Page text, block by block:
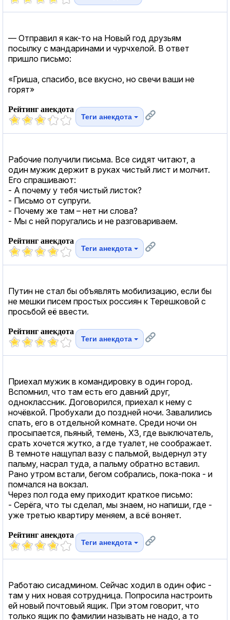
— Отправил я как-то на Новый год друзьям
посылку с мандаринами и чурчхелой. В ответ
пришло письмо:
«Гриша, спасибо, все вкусно, но свечи ваши не
горят»
Рейтинг анекдота
Теги анекдота
Рабочие получили письма. Все сидят читают, а
один мужик держит в руках чистый лист и молчит.
Его спрашивают:
- А почему у тебя чистый листок?
- Письмо от супруги.
- Почему же там – нет ни слова?
- Мы с ней поругались и не разговариваем.
Рейтинг анекдота
Теги анекдота
Путин не стал бы объявлять мобилизацию, если бы
не мешки писем простых россиян к Терешковой с
просьбой её ввести.
Рейтинг анекдота
Теги анекдота
Приехал мужик в командировку в один город.
Вспомнил, что там есть его давний друг,
одноклассник. Договорился, приехал к нему с
ночёвкой. Пробухали до поздней ночи. Завалились
спать, его в отдельной комнате. Среди ночи он
просыпается, пьяный, темень, ХЗ, где выключатель,
срать хочется жутко, а где туалет, не соображает.
В темноте нащупал вазу с пальмой, выдернул эту
пальму, насрал туда, а пальму обратно вставил.
Рано утром встали, бегом собрались, пока-пока - и
помчался на вокзал.
Через пол года ему приходит краткое письмо:
- Серёга, что ты сделал, мы знаем, но напиши, где -
уже третью квартиру меняем, а всё воняет.
Рейтинг анекдота
Теги анекдота
Работаю сисадмином. Сейчас ходил в один офис -
там у них новая сотрудница. Попросила настроить
ей новый почтовый ящик. При этом говорит, что
только ящик по фамилии называть не надо, а то